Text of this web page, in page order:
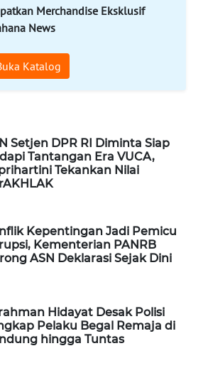
Merchandise Eksklusif
News
Katalog
Setjen DPR RI Diminta Siap
Tantangan Era VUCA,
Tekankan Nilai
Kepentingan Jadi Pemicu
Kementerian PANRB
ASN Deklarasi Sejak Dini
Hidayat Desak Polisi
Pelaku Begal Remaja di
hingga Tuntas